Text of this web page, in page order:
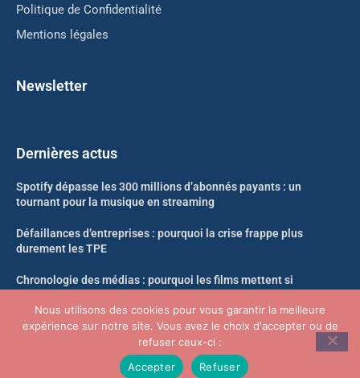
Politique de Confidentialité
Mentions légales
Newsletter
Dernières actus
Spotify dépasse les 300 millions d’abonnés payants : un
tournant pour la musique en streaming
Défaillances d’entreprises : pourquoi la crise frappe plus
durement les TPE
Chronologie des médias : pourquoi les films mettent si
Likweli : un nouveau singe découvert dans la forêt du Congo
Nous utilisons des cookies pour vous garantir la meilleure
expérience sur notre site. Vous avez le choix d'accepter ou de
refuser ceux-ci :
Accepter
Refuser